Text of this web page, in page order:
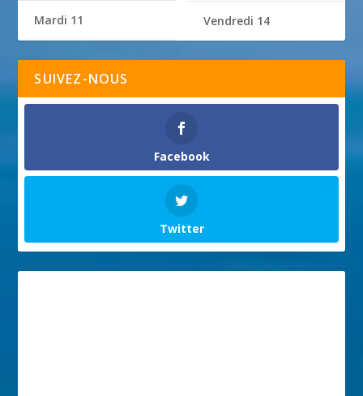
Mardi 11 Vendredi 14
SUIVEZ-NOUS
Facebook
Twitter